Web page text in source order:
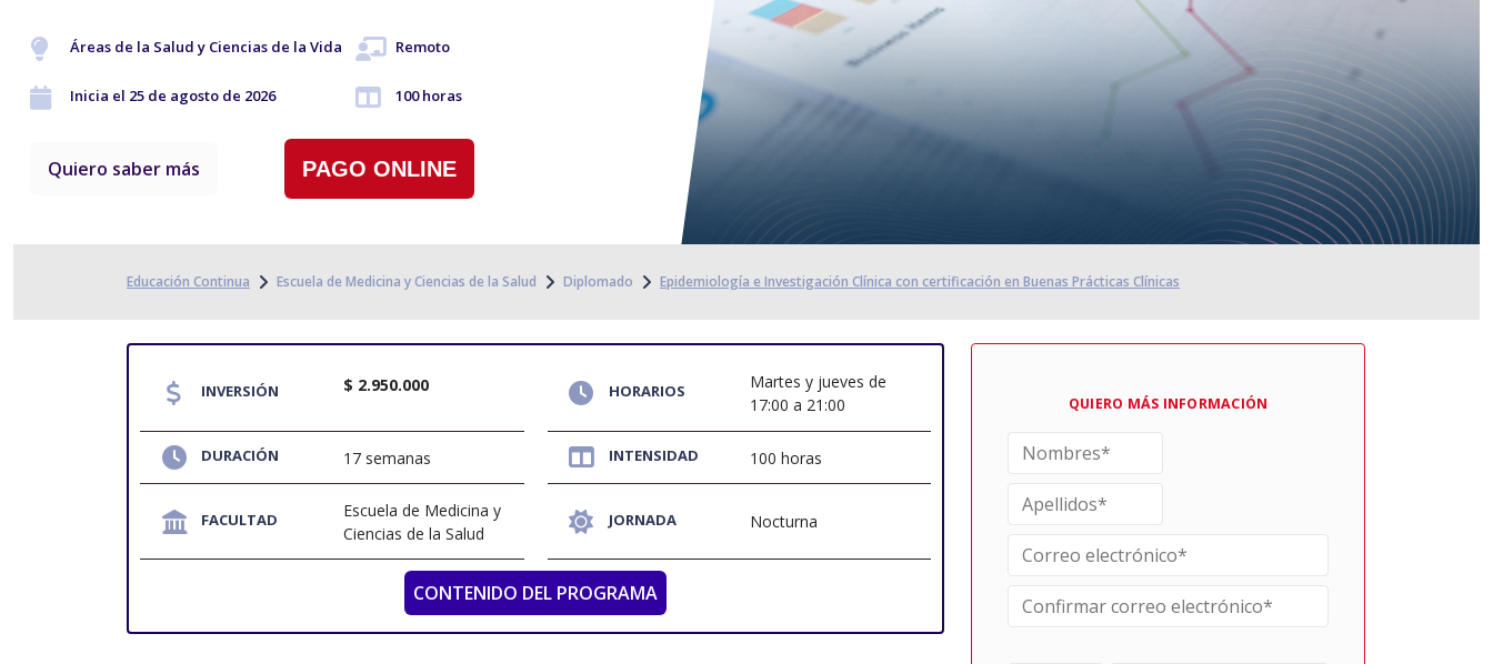
Áreas de la Salud y Ciencias de la Vida Remoto
Inicia el 25 de agosto de 2026 100 horas
Quiero saber más PAGO ONLINE
Educación Continua Escuela de Medicina y Ciencias de la Salud Diplomado Epidemiología e Investigación Clínica con certificación en Buenas Prácticas Clínicas
INVERSIÓN $ 2.950.000 HORARIOS
Martes y jueves de
17:00 a 21:00
DURACIÓN 17 semanas INTENSIDAD 100 horas
FACULTAD
Escuela de Medicina y
Ciencias de la Salud
JORNADA Nocturna
CONTENIDO DEL PROGRAMA
QUIERO MÁS INFORMACIÓN